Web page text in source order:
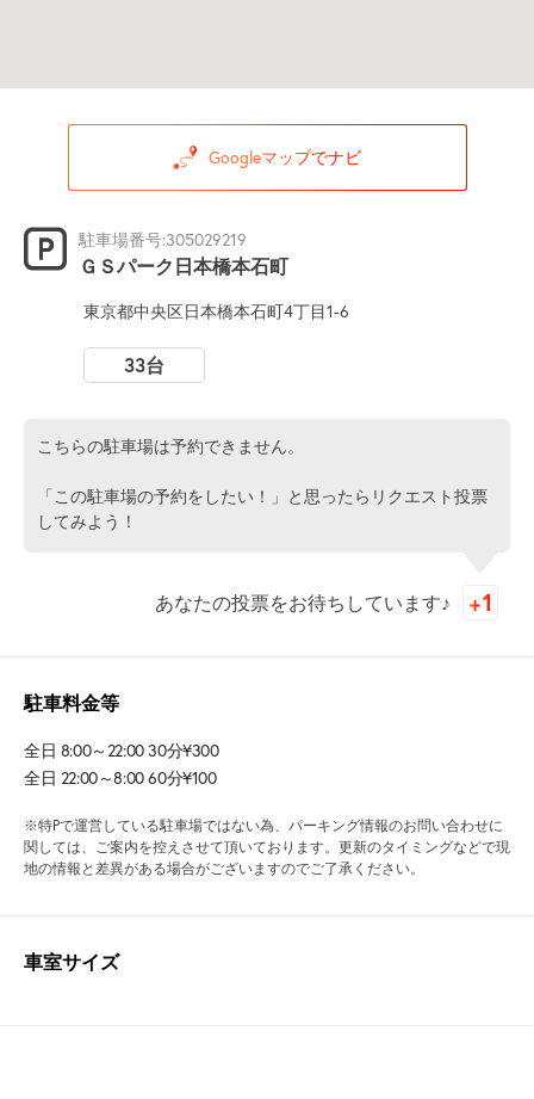
Googleマップでナビ
駐車場番号:305029219
ＧＳパーク日本橋本石町
東京都中央区日本橋本石町4丁目1-6
33台
こちらの駐車場は予約できません。
「この駐車場の予約をしたい！」と思ったらリクエスト投票
してみよう！
あなたの投票をお待ちしています♪
駐車料金等
全日 8:00～22:00 30分¥300
全日 22:00～8:00 60分¥100
※特Pで運営している駐車場ではない為、パーキング情報のお問い合わせに
関しては、ご案内を控えさせて頂いております。更新のタイミングなどで現
地の情報と差異がある場合がございますのでご了承ください。
車室サイズ